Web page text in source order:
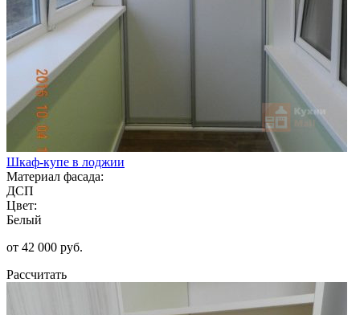
Шкаф-купе в лоджии
Материал фасада:
ДСП
Цвет:
Белый
от 42 000 руб.
Рассчитать